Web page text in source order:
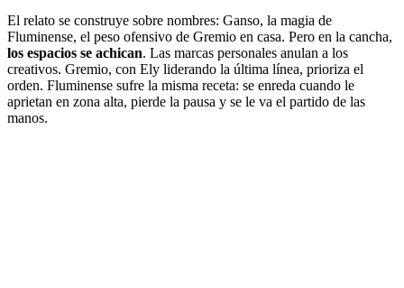
El relato se construye sobre nombres: Ganso, la magia de
Fluminense, el peso ofensivo de Gremio en casa. Pero en la cancha,
los espacios se achican. Las marcas personales anulan a los
creativos. Gremio, con Ely liderando la última línea, prioriza el
orden. Fluminense sufre la misma receta: se enreda cuando le
aprietan en zona alta, pierde la pausa y se le va el partido de las
manos.